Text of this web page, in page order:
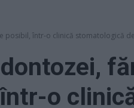
posibil, într-o clinică stomatologică
o